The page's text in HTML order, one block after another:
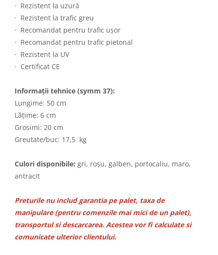
· Rezistent la uzură
· Rezistent la trafic greu
· Recomandat pentru trafic ușor
· Recomandat pentru trafic pietonal
· Rezistent la UV
· Certificat CE
Informații tehnice (symm 37):
Lungime: 50 cm
Lățime: 6 cm
Grosimi: 20 cm
Greutate/buc: 17,5 kg
Culori disponibile: gri, roșu, galben, portocaliu, maro,
antracit
Preturile nu includ garantia pe palet, taxa de
manipulare (pentru comenzile mai mici de un palet),
transportul si descarcarea. Acestea vor fi calculate si
comunicate ulterior clientului.